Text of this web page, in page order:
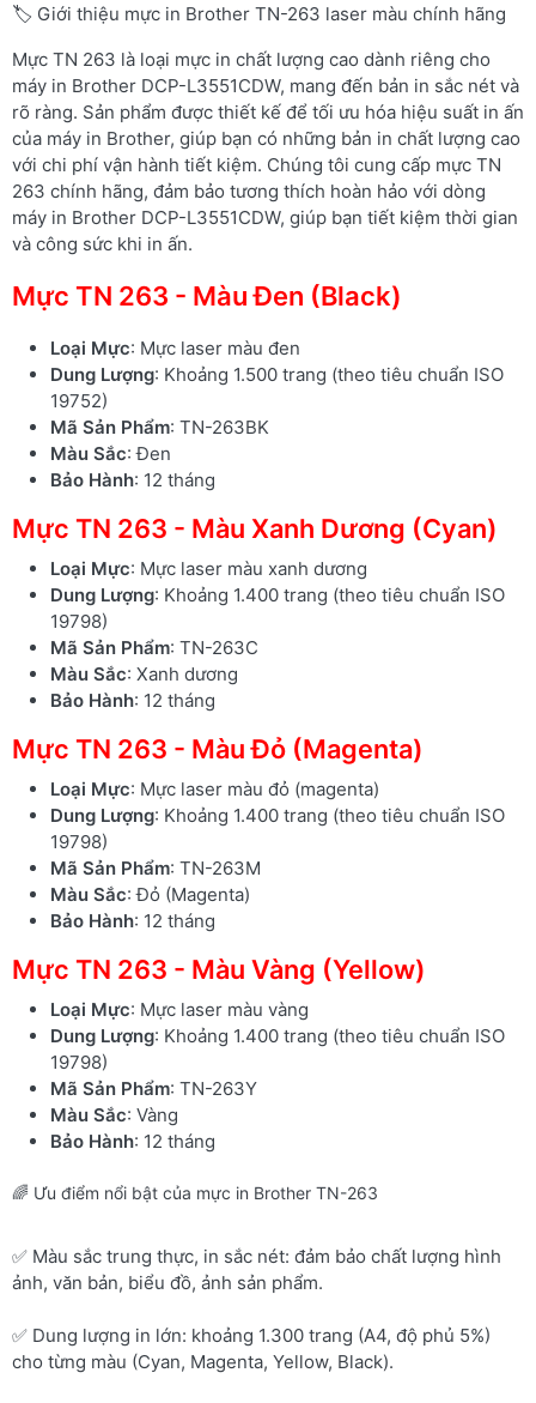
🏷️ Giới thiệu mực in Brother TN-263 laser màu chính hãng
Mực TN 263 là loại mực in chất lượng cao dành riêng cho
máy in Brother DCP-L3551CDW, mang đến bản in sắc nét và
rõ ràng. Sản phẩm được thiết kế để tối ưu hóa hiệu suất in ấn
của máy in Brother, giúp bạn có những bản in chất lượng cao
với chi phí vận hành tiết kiệm. Chúng tôi cung cấp mực TN
263 chính hãng, đảm bảo tương thích hoàn hảo với dòng
máy in Brother DCP-L3551CDW, giúp bạn tiết kiệm thời gian
và công sức khi in ấn.
Mực TN 263 - Màu Đen (Black)
Loại Mực: Mực laser màu đen
Dung Lượng: Khoảng 1.500 trang (theo tiêu chuẩn ISO
19752)
Mã Sản Phẩm: TN-263BK
Màu Sắc: Đen
Bảo Hành: 12 tháng
Mực TN 263 - Màu Xanh Dương (Cyan)
Loại Mực: Mực laser màu xanh dương
Dung Lượng: Khoảng 1.400 trang (theo tiêu chuẩn ISO
19798)
Mã Sản Phẩm: TN-263C
Màu Sắc: Xanh dương
Bảo Hành: 12 tháng
Mực TN 263 - Màu Đỏ (Magenta)
Loại Mực: Mực laser màu đỏ (magenta)
Dung Lượng: Khoảng 1.400 trang (theo tiêu chuẩn ISO
19798)
Mã Sản Phẩm: TN-263M
Màu Sắc: Đỏ (Magenta)
Bảo Hành: 12 tháng
Mực TN 263 - Màu Vàng (Yellow)
Loại Mực: Mực laser màu vàng
Dung Lượng: Khoảng 1.400 trang (theo tiêu chuẩn ISO
19798)
Mã Sản Phẩm: TN-263Y
Màu Sắc: Vàng
Bảo Hành: 12 tháng
🌈 Ưu điểm nổi bật của mực in Brother TN-263
✅ Màu sắc trung thực, in sắc nét: đảm bảo chất lượng hình
ảnh, văn bản, biểu đồ, ảnh sản phẩm.
✅ Dung lượng in lớn: khoảng 1.300 trang (A4, độ phủ 5%)
cho từng màu (Cyan, Magenta, Yellow, Black).